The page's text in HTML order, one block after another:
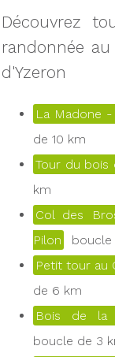
Découvrez
randonnée
d'Yzeron
La Madone
de 10 km
Tour du bois
km
Col des
Pilon
boucle
Petit tour au
de 6 km
Bois de la
boucle de 3